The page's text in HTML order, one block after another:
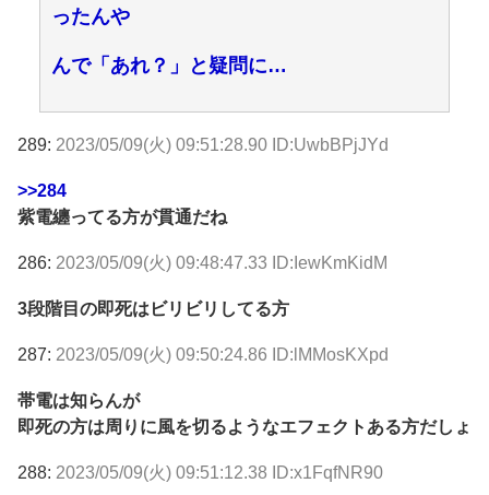
ったんや
んで「あれ？」と疑問に…
289: 2023/05/09(火) 09:51:28.90 ID:UwbBPjJYd
>>284
紫電纏ってる方が貫通だね
286: 2023/05/09(火) 09:48:47.33 ID:IewKmKidM
3段階目の即死はビリビリしてる方
287: 2023/05/09(火) 09:50:24.86 ID:lMMosKXpd
帯電は知らんが
即死の方は周りに風を切るようなエフェクトある方だしょ
288: 2023/05/09(火) 09:51:12.38 ID:x1FqfNR90